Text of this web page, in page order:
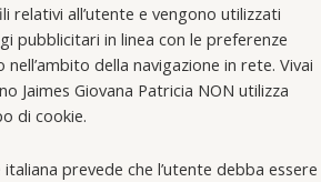
relativi all’utente e vengono utilizzati
pubblicitari in linea con le preferenze
della navigazione in rete. Vivai
Jaimes Giovana Patricia NON utilizza
di cookie.
prevede che l’utente debba essere